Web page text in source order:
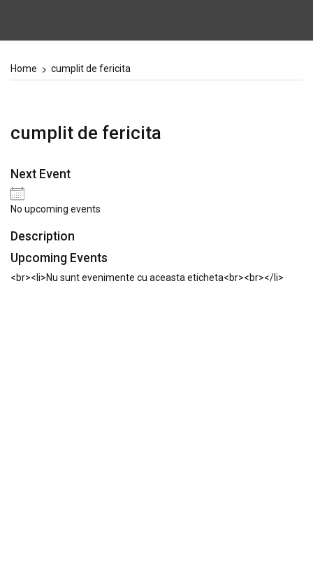
Home cumplit de fericita
cumplit de fericita
Next Event
No upcoming events
Description
Upcoming Events
<br><li>Nu sunt evenimente cu aceasta eticheta<br><br></li>